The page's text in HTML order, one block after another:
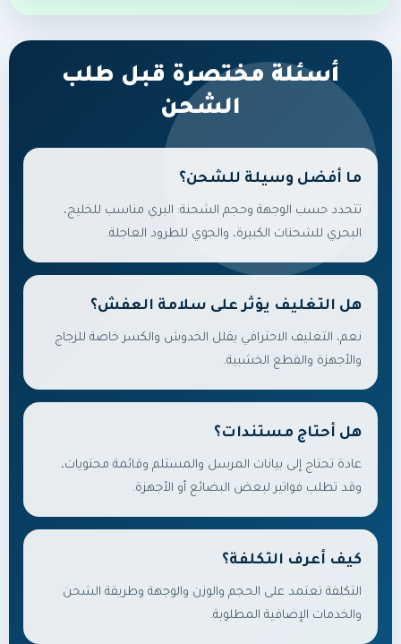
أسئلة مختصرة قبل طلب
الشحن
ما أفضل وسيلة للشحن؟
تتحدد حسب الوجهة وحجم الشحنة: البري مناسب للخليج،
البحري للشحنات الكبيرة، والجوي للطرود العاجلة.
هل التغليف يؤثر على سلامة العفش؟
نعم، التغليف الاحترافي يقلل الخدوش والكسر خاصة للزجاج
والأجهزة والقطع الخشبية.
هل أحتاج مستندات؟
عادة تحتاج إلى بيانات المرسل والمستلم وقائمة محتويات،
وقد تطلب فواتير لبعض البضائع أو الأجهزة.
كيف أعرف التكلفة؟
التكلفة تعتمد على الحجم والوزن والوجهة وطريقة الشحن
والخدمات الإضافية المطلوبة.